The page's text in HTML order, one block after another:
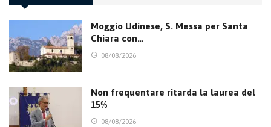
Moggio Udinese, S. Messa per Santa
Chiara con…
08/08/2026
Non frequentare ritarda la laurea del
15%
08/08/2026